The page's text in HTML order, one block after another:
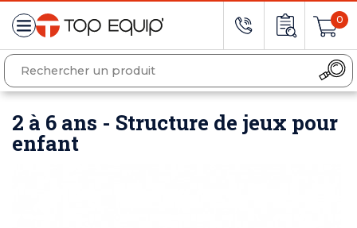
0
2 à 6 ans - Structure de jeux pour
enfant